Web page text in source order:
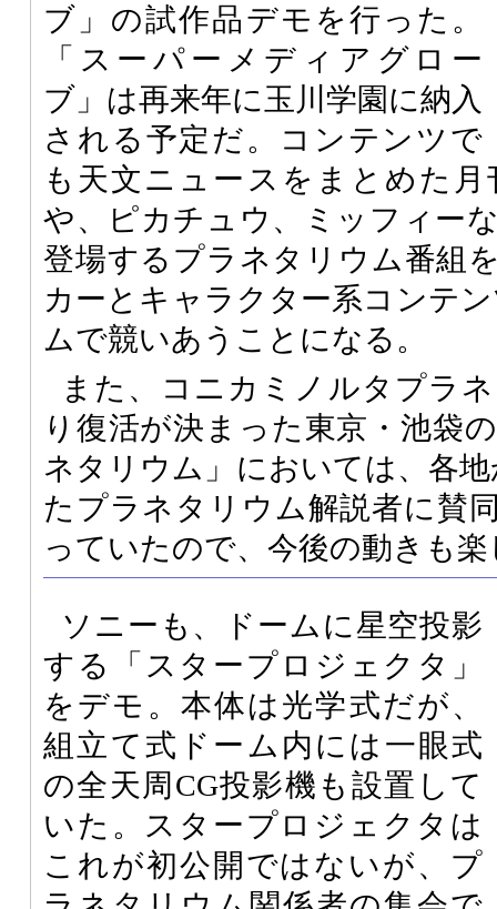
ブ」の試作品デモを行った。
「スーパーメディアグロー
ブ」は再来年に玉川学園に納入
される予定だ。コンテンツで
も天文ニュースをまとめた
や、ピカチュウ、ミッフィー
登場するプラネタリウム番組
カーとキャラクター系コンテ
ムで競いあうことになる。
また、コニカミノルタプラ
り復活が決まった東京・池袋
ネタリウム」においては、各
たプラネタリウム解説者に賛
っていたので、今後の動きも
ソニーも、ドームに星空投影
する「スタープロジェクタ」
をデモ。本体は光学式だが、
組立て式ドーム内には一眼式
の全天周CG投影機も設置して
いた。スタープロジェクタは
これが初公開ではないが、プ